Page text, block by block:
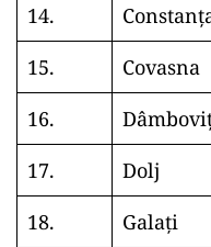
14.
15.
Covasna
16.
17.
Dolj
18.
Galați